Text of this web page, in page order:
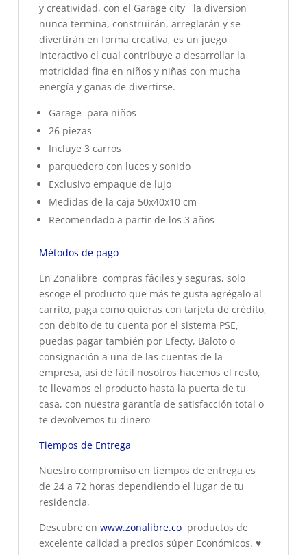
y creatividad, con el Garage city la diversion
nunca termina, construirán, arreglarán y se
divertirán en forma creativa, es un juego
interactivo el cual contribuye a desarrollar la
motricidad fina en niños y niñas con mucha
energía y ganas de divertirse.
Garage para niños
26 piezas
Incluye 3 carros
parquedero con luces y sonido
Exclusivo empaque de lujo
Medidas de la caja 50x40x10 cm
Recomendado a partir de los 3 años
Métodos de pago
En Zonalibre compras fáciles y seguras, solo
escoge el producto que más te gusta agrégalo al
carrito, paga como quieras con tarjeta de crédito,
con debito de tu cuenta por el sistema PSE,
puedas pagar también por Efecty, Baloto o
consignación a una de las cuentas de la
empresa, así de fácil nosotros hacemos el resto,
te llevamos el producto hasta la puerta de tu
casa, con nuestra garantía de satisfacción total o
te devolvemos tu dinero
Tiempos de Entrega
Nuestro compromiso en tiempos de entrega es
de 24 a 72 horas dependiendo el lugar de tu
residencia,
Descubre en www.zonalibre.co productos de
excelente calidad a precios súper Económicos. ♥